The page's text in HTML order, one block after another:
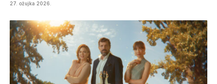
27. ožujka 2026.